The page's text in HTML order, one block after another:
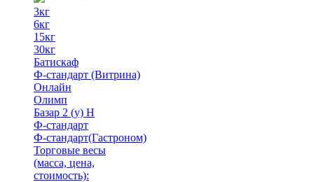
3кг
6кг
15кг
30кг
Батискаф
Ф-стандарт (Витрина)
Онлайн
Олимп
Базар 2 (у) Н
Ф-стандарт
Ф-стандарт(Гастроном)
Торговые весы
(масса, цена,
стоимость):